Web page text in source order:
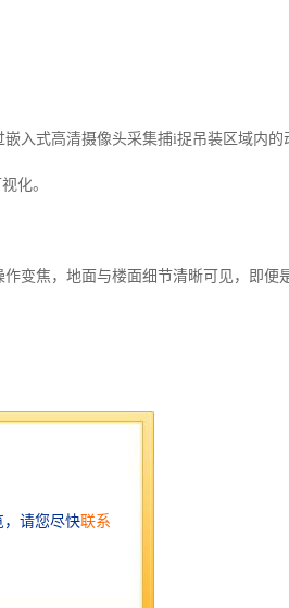
入式高清摄像头采集捕i捉吊装区域内的
化。
变焦，地面与楼面细节清晰可见，即便
发生。